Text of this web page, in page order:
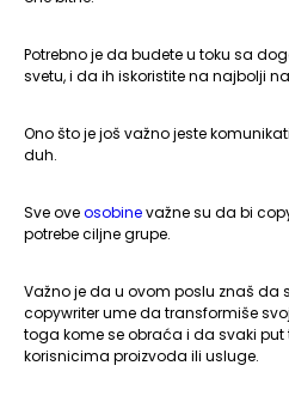
Potrebno je da budete u toku sa
svetu, i da ih iskoristite na najbolji
Ono što je još važno jeste
duh.
Sve oveosobinevažne su da bi
potrebe ciljne grupe.
Važno je da u ovom poslu znaš da
copywriter ume da transformiše
toga kome se obraća i da svaki put
korisnicima proizvoda ili usluge.